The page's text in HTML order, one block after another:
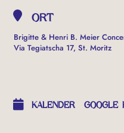
ORT
Brigitte & Henri B. Meier
Via Tegiatscha 17, St. Moritz
KALENDER GOOGLE